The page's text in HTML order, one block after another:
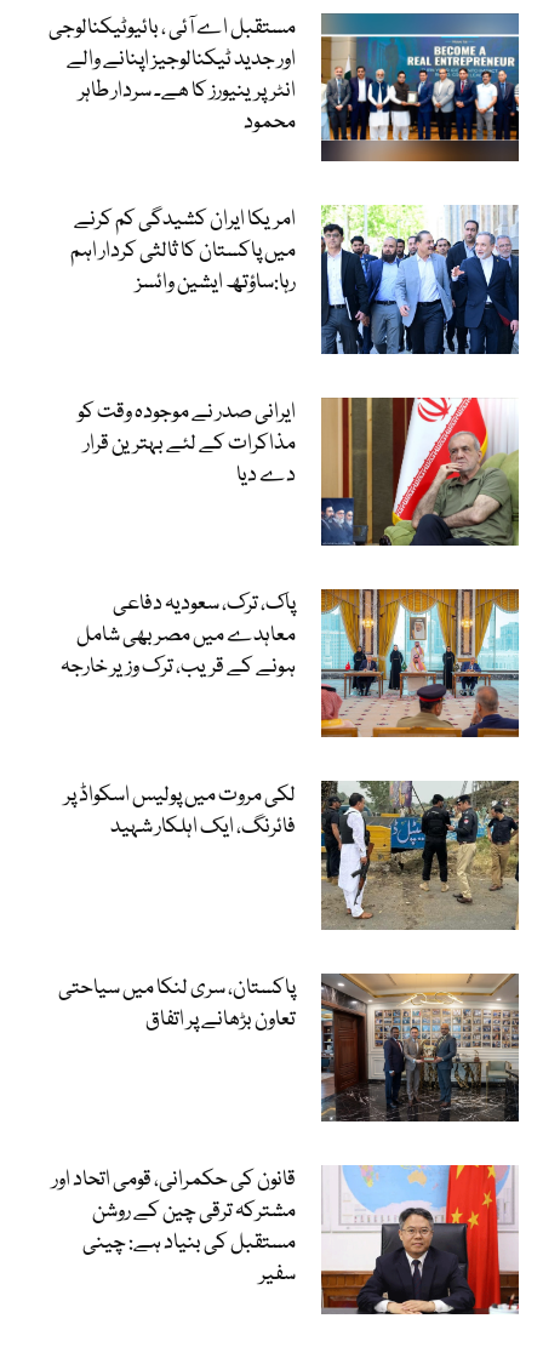
مستقبل اے آئی ، بائیوٹیکنالوجی
اور جدید ٹیکنالوجیز اپنانے والے
انٹرپرینیورز کا ھے۔ سردار طاہر
محمود
امریکا ایران کشیدگی کم کرنے
میں پاکستان کا ثالثی کردار اہم
رہا:ساؤتھ ایشین وائسز
ایرانی صدر نے موجودہ وقت کو
مذاکرات کے لئے بہترین قرار
دے دیا
پاک، ترک، سعودیہ دفاعی
معاہدے میں مصر بھی شامل
ہونے کے قریب، ترک وزیر خارجہ
لکی مروت میں پولیس اسکواڈ پر
فائرنگ، ایک اہلکار شہید
پاکستان، سری لنکا میں سیاحتی
تعاون بڑھانے پر اتفاق
قانون کی حکمرانی، قومی اتحاد اور
مشترکہ ترقی چین کے روشن
مستقبل کی بنیاد ہے: چینی
سفیر